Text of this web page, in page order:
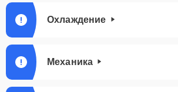
Охлаждение
Механика